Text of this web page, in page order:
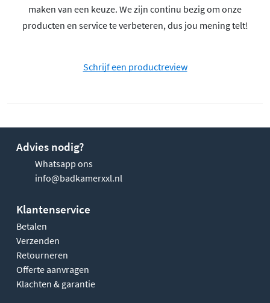
maken van een keuze. We zijn continu bezig om onze
producten en service te verbeteren, dus jou mening telt!
Schrijf een productreview
Advies nodig?
Whatsapp ons
info@badkamerxxl.nl
Klantenservice
Betalen
Verzenden
Retourneren
Offerte aanvragen
Klachten & garantie